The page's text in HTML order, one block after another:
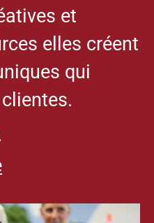
et
elles créent
qui